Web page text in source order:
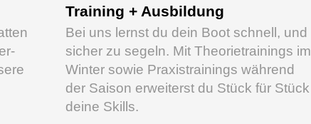
Training + Ausbildung
Bei uns lernst du dein Boot schnell, und
sicher zu segeln. Mit Theorietrainings im
Winter sowie Praxistrainings während
der Saison erweiterst du Stück für Stück
deine Skills.